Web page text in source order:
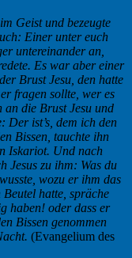
Geist und bezeugte
Einer unter euch
untereinander an,
Es war aber einer
Brust Jesu, den hatte
fragen sollte, wer es
an die Brust Jesu und
Der ist’s, dem ich den
Bissen, tauchte ihn
Iskariot. Und nach
Jesus zu ihm: Was du
wozu er ihm das
hatte, spräche
haben! oder dass er
Bissen genommen
(Evangelium des